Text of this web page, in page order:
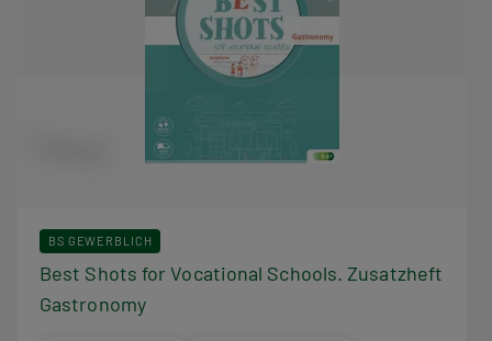
BS GEWERBLICH
Best Shots for Vocational Schools. Zusatzheft
Gastronomy